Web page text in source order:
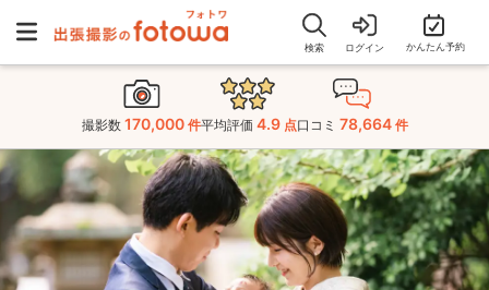
検索 ログイン かんたん予約
撮影数 170,000 件平均評価 4.9 点口コミ 78,664 件